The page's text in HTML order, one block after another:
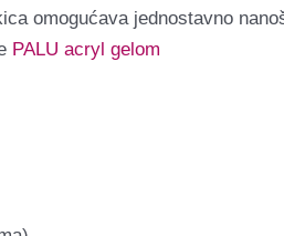
omogućava jednostavno
PALU acryl gelom